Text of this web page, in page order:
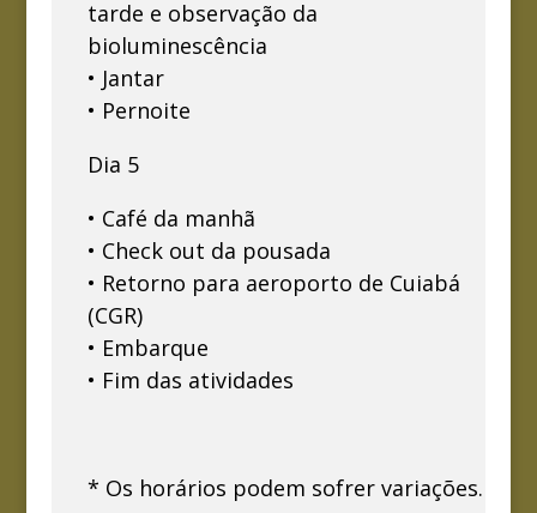
tarde e observação da
bioluminescência
• Jantar
• Pernoite
Dia 5
• Café da manhã
• Check out da pousada
• Retorno para aeroporto de Cuiabá
(CGR)
• Embarque
• Fim das atividades
* Os horários podem sofrer variações.